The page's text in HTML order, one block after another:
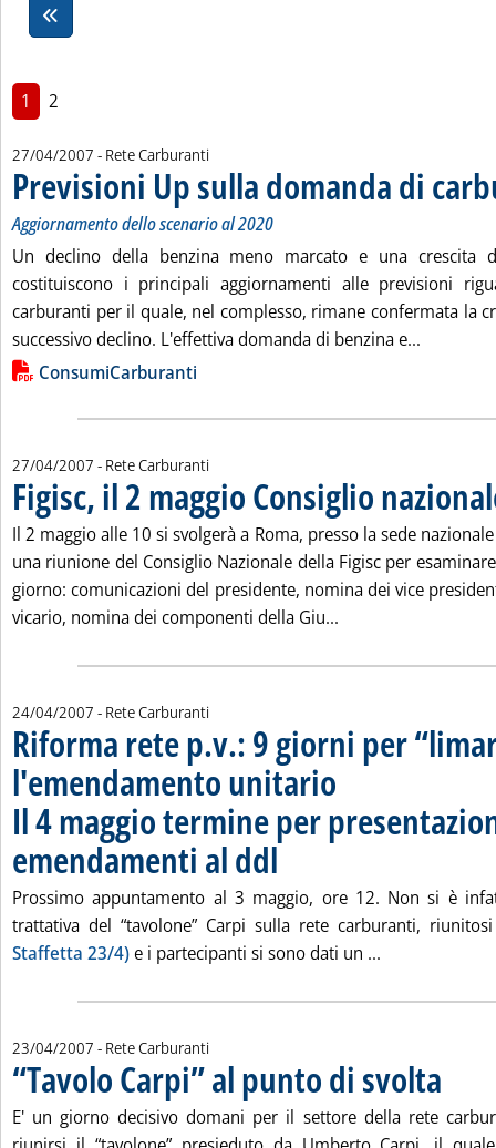
1 2
27/04/2007 - Rete Carburanti
Previsioni Up sulla domanda di
Aggiornamento dello scenario al 2020
Un declino della benzina meno marcato e una crescita
costituiscono i principali aggiornamenti alle previsioni
carburanti per il quale, nel complesso, rimane confermata la
successivo declino. L'effettiva domanda di benzina e...
Lista allegati PDF alla notizia
ConsumiCarburanti
27/04/2007 - Rete Carburanti
Figisc, il 2 maggio Consiglio
Il 2 maggio alle 10 si svolgerà a Roma, presso la sede
una riunione del Consiglio Nazionale della Figisc per
giorno: comunicazioni del presidente, nomina dei vice
vicario, nomina dei componenti della Giu...
24/04/2007 - Rete Carburanti
Riforma rete p.v.: 9 giorni per
l'emendamento unitario
Il 4 maggio termine per
emendamenti al ddl. Pubblicata martedì 24 aprile 2007 alle
Prossimo appuntamento al 3 maggio, ore 12. Non si è
trattativa del “tavolone” Carpi sulla rete carburanti,
Staffetta 23/4)e i partecipanti si sono dati un ...
23/04/2007 - Rete Carburanti
“Tavolo Carpi” al punto di svolta
E' un giorno decisivo domani per il settore della rete